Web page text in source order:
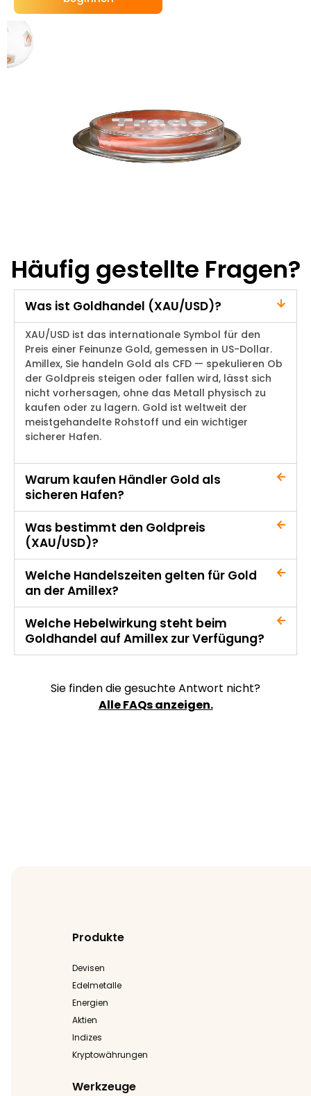
Häufig gestellte Fragen?
Was ist Goldhandel (XAU/USD)?
XAU/USD ist das internationale Symbol für den
Preis einer Feinunze Gold, gemessen in US-Dollar.
Amillex, Sie handeln Gold als CFD — spekulieren Ob
der Goldpreis steigen oder fallen wird, lässt sich
nicht vorhersagen, ohne das Metall physisch zu
kaufen oder zu lagern. Gold ist weltweit der
meistgehandelte Rohstoff und ein wichtiger
sicherer Hafen.
Warum kaufen Händler Gold als
sicheren Hafen?
Was bestimmt den Goldpreis
(XAU/USD)?
Welche Handelszeiten gelten für Gold
an der Amillex?
Welche Hebelwirkung steht beim
Goldhandel auf Amillex zur Verfügung?
Sie finden die gesuchte Antwort nicht?
Alle FAQs anzeigen.
Produkte
Devisen
Edelmetalle
Energien
Aktien
Indizes
Kryptowährungen
Werkzeuge